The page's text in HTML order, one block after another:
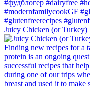
Juicy Chicken (or Turkey)